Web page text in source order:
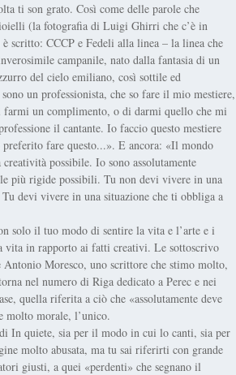
ti son grato. Così come delle parole che
(la fotografia di Luigi Ghirri che c’è in
scritto: CCCP e Fedeli alla linea – la linea che
campanile, nato dalla fantasia di un
del cielo emiliano, così sottile ed
un professionista, che so fare il mio mestiere,
un complimento, o di darmi quello che mi
il cantante. Io faccio questo mestiere
fare questo...». E ancora: «Il mondo
possibile. Io sono assolutamente
più rigide possibili. Tu non devi vivere in una
devi vivere in una situazione che ti obbliga a
solo il tuo modo di sentire la vita e l’arte e i
vita in rapporto ai fatti creativi. Le sottoscrivo
Moresco, uno scrittore che stimo molto,
nel numero di Riga dedicato a Perec e nei
quella riferita a ciò che «assolutamente deve
molto morale, l’unico.
In quiete, sia per il modo in cui lo canti, sia per
molto abusata, ma tu sai riferirti con grande
giusti, a quei «perdenti» che segnano il